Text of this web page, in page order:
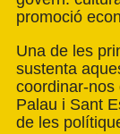
promoció
Una de les
sustenta
coordinar-
Palau i Sant
de les